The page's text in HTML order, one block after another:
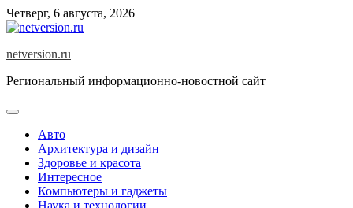
Skip
to
Четверг, 6 августа, 2026
netversion.ru
Региональный информационно-новостной сайт
Авто
Архитектура и дизайн
Здоровье и красота
Интересное
Компьютеры и гаджеты
Наука и технологии